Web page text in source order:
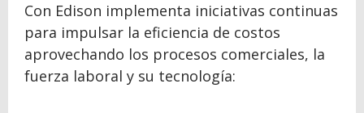
Con Edison implementa iniciativas continuas
para impulsar la eficiencia de costos
aprovechando los procesos comerciales, la
fuerza laboral y su tecnología: